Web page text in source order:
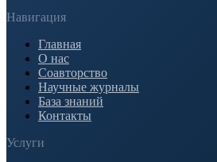
Навигация
Главная
О нас
Соавторство
Научные журналы
База знаний
Контакты
Услуги